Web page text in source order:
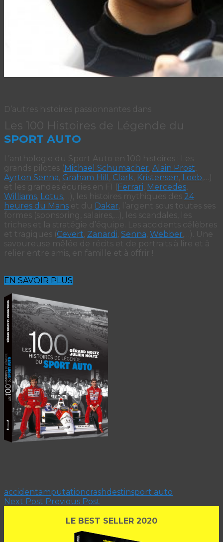
D’autres histoires passionnantes dans
Les 100 Histoires de Légende du
SPORT AUTO
L’anthologie du Sport Auto en 100 histoires : Les
grands pilotes ( Michael Schumacher Alain Prost
Ayrton Senna Graham Hill Clark Kristensen Loeb ,…)
et les grandes écuries en F1 ( Ferrari Mercedes
Williams Lotus ,…), les histoires mythiques des 24
heures du Mans et du Dakar , l’argent sous toutes ses
formes (sponsoring, salaires,…), les scandales, les
triches et la stratégie d’équipe. Les accidents célèbres
et tragiques (Cevert Zanardi Senna Webber ,…). Une
savoureuse mêlée de récits et de portraits à lire et à
relier entre amis, en famille et à offrir !
EN SAVOIR PLUS
accidentamputationcrashdestinsport auto
Next Post Previous Post
LE BEST SELLER 2020